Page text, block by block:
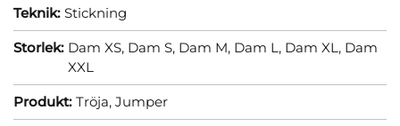
Teknik: Stickning
Storlek: Dam XS, Dam S, Dam M, Dam L, Dam XL, Dam
XXL
Produkt: Tröja, Jumper